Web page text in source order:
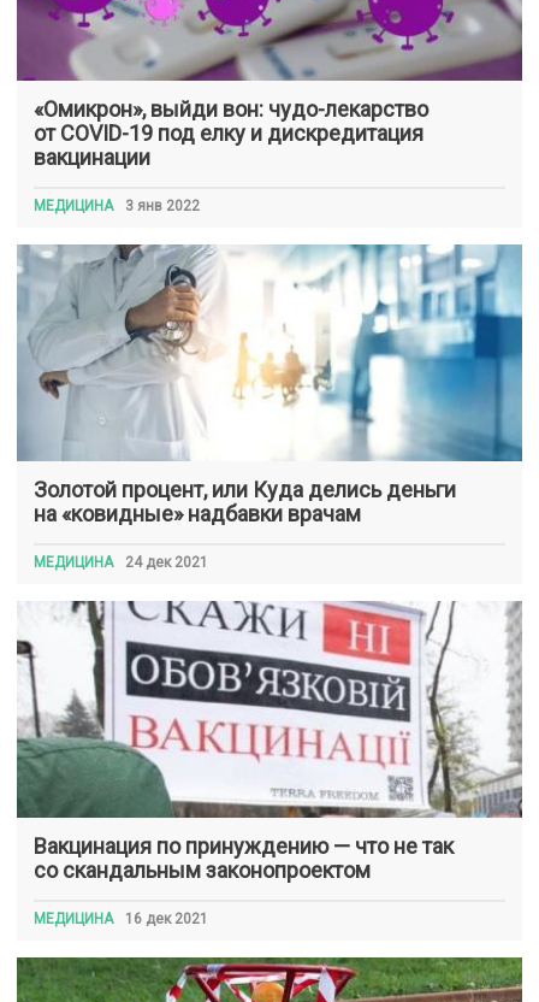
«Омикрон», выйди вон: чудо-лекарство
от COVID-19 под елку и дискредитация
вакцинации
МЕДИЦИНА 3 янв 2022
Золотой процент, или Куда делись деньги
на «ковидные» надбавки врачам
МЕДИЦИНА 24 дек 2021
Вакцинация по принуждению — что не так
со скандальным законопроектом
МЕДИЦИНА 16 дек 2021